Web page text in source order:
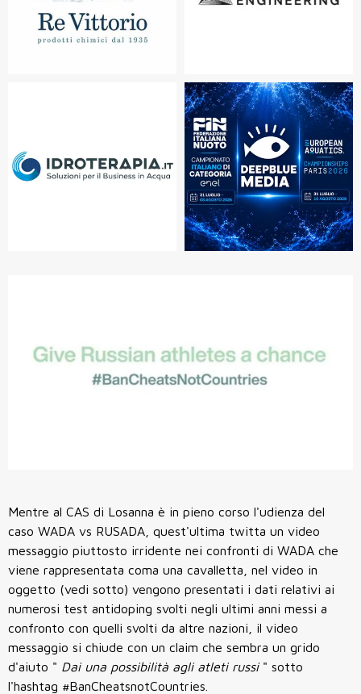
Mentre al CAS di Losanna è in pieno corso l'udienza del
caso WADA vs RUSADA, quest'ultima twitta un video
messaggio piuttosto irridente nei confronti di WADA che
viene rappresentata coma una cavalletta, nel video in
oggetto (vedi sotto) vengono presentati i dati relativi ai
numerosi test antidoping svolti negli ultimi anni messi a
confronto con quelli svolti da altre nazioni, il video
messaggio si chiude con un claim che sembra un grido
d'aiuto " Dai una possibilità agli atleti russi " sotto
l'hashtag #BanCheatsnotCountries.